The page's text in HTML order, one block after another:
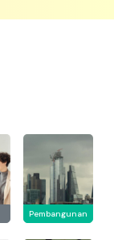
Pembangunan